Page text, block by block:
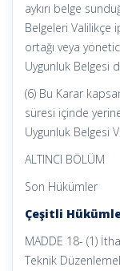
aykırı belge
Belgeleri Valilikçe
ortağı veya
Uygunluk Belgesi
(6) Bu Karar
süresi içinde
Uygunluk Belgesi
ALTINCI BÖLÜM
Son Hükümler
Çeşitli
MADDE 18- (1)
Teknik